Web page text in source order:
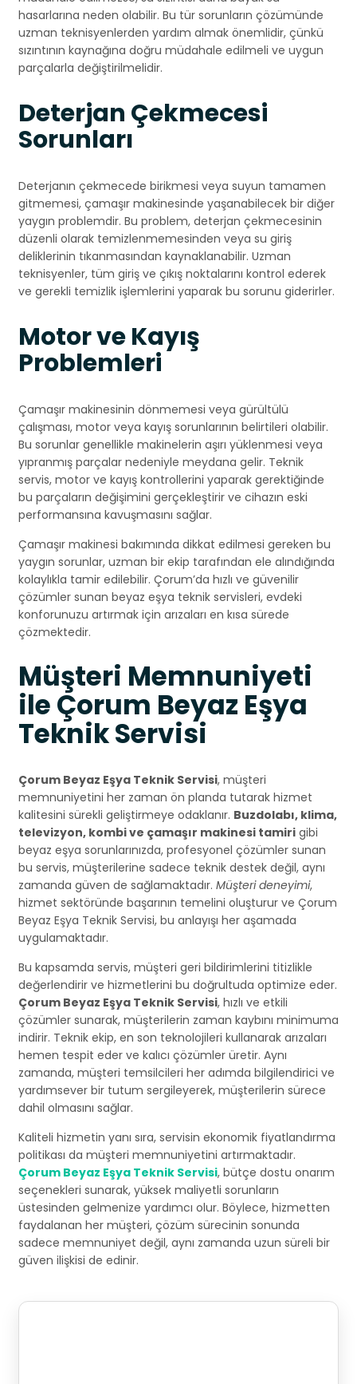
hasarlarına neden olabilir. Bu tür sorunların çözümünde
uzman teknisyenlerden yardım almak önemlidir, çünkü
sızıntının kaynağına doğru müdahale edilmeli ve uygun
parçalarla değiştirilmelidir.
Deterjan Çekmecesi
Sorunları
Deterjanın çekmecede birikmesi veya suyun tamamen
gitmemesi, çamaşır makinesinde yaşanabilecek bir diğer
yaygın problemdir. Bu problem, deterjan çekmecesinin
düzenli olarak temizlenmemesinden veya su giriş
deliklerinin tıkanmasından kaynaklanabilir. Uzman
teknisyenler, tüm giriş ve çıkış noktalarını kontrol ederek
ve gerekli temizlik işlemlerini yaparak bu sorunu giderirler.
Motor ve Kayış
Problemleri
Çamaşır makinesinin dönmemesi veya gürültülü
çalışması, motor veya kayış sorunlarının belirtileri olabilir.
Bu sorunlar genellikle makinelerin aşırı yüklenmesi veya
yıpranmış parçalar nedeniyle meydana gelir. Teknik
servis, motor ve kayış kontrollerini yaparak gerektiğinde
bu parçaların değişimini gerçekleştirir ve cihazın eski
performansına kavuşmasını sağlar.
Çamaşır makinesi bakımında dikkat edilmesi gereken bu
yaygın sorunlar, uzman bir ekip tarafından ele alındığında
kolaylıkla tamir edilebilir. Çorum’da hızlı ve güvenilir
çözümler sunan beyaz eşya teknik servisleri, evdeki
konforunuzu artırmak için arızaları en kısa sürede
çözmektedir.
Müşteri Memnuniyeti
ile Çorum Beyaz Eşya
Teknik Servisi
Çorum Beyaz Eşya Teknik Servisi, müşteri
memnuniyetini her zaman ön planda tutarak hizmet
kalitesini sürekli geliştirmeye odaklanır. Buzdolabı, klima,
televizyon, kombi ve çamaşır makinesi tamiri gibi
beyaz eşya sorunlarınızda, profesyonel çözümler sunan
bu servis, müşterilerine sadece teknik destek değil, aynı
zamanda güven de sağlamaktadır. Müşteri deneyimi,
hizmet sektöründe başarının temelini oluşturur ve Çorum
Beyaz Eşya Teknik Servisi, bu anlayışı her aşamada
uygulamaktadır.
Bu kapsamda servis, müşteri geri bildirimlerini titizlikle
değerlendirir ve hizmetlerini bu doğrultuda optimize eder.
Çorum Beyaz Eşya Teknik Servisi, hızlı ve etkili
çözümler sunarak, müşterilerin zaman kaybını minimuma
indirir. Teknik ekip, en son teknolojileri kullanarak arızaları
hemen tespit eder ve kalıcı çözümler üretir. Aynı
zamanda, müşteri temsilcileri her adımda bilgilendirici ve
yardımsever bir tutum sergileyerek, müşterilerin sürece
dahil olmasını sağlar.
Kaliteli hizmetin yanı sıra, servisin ekonomik fiyatlandırma
politikası da müşteri memnuniyetini artırmaktadır.
Çorum Beyaz Eşya Teknik Servisi, bütçe dostu onarım
seçenekleri sunarak, yüksek maliyetli sorunların
üstesinden gelmenize yardımcı olur. Böylece, hizmetten
faydalanan her müşteri, çözüm sürecinin sonunda
sadece memnuniyet değil, aynı zamanda uzun süreli bir
güven ilişkisi de edinir.